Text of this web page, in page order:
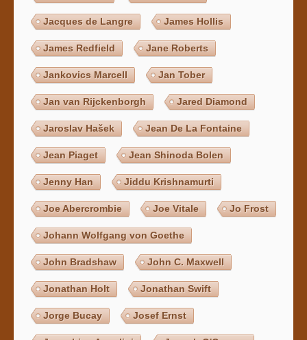
Jacques de Langre James Hollis
James Redfield Jane Roberts
Jankovics Marcell Jan Tober
Jan van Rijckenborgh Jared Diamond
Jaroslav Hašek Jean De La Fontaine
Jean Piaget Jean Shinoda Bolen
Jenny Han Jiddu Krishnamurti
Joe Abercrombie Joe Vitale Jo Frost
Johann Wolfgang von Goethe
John Bradshaw John C. Maxwell
Jonathan Holt Jonathan Swift
Jorge Bucay Josef Ernst